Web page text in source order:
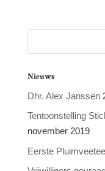
Nieuws
Dhr. Alex Janssen
Tentoonstelling
november 2019
Eerste